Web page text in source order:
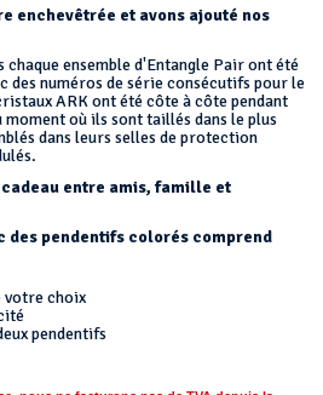
enchevêtrée et avons ajouté nos
chaque ensemble d'Entangle Pair ont été
des numéros de série consécutifs pour le
ARK ont été côte à côte pendant
où ils sont taillés dans le plus
dans leurs selles de protection
entre amis, famille et
des pendentifs colorés comprend
votre choix
pendentifs